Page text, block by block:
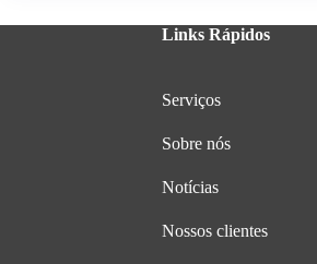
Links Rápidos
Serviços
Sobre nós
Notícias
Nossos clientes